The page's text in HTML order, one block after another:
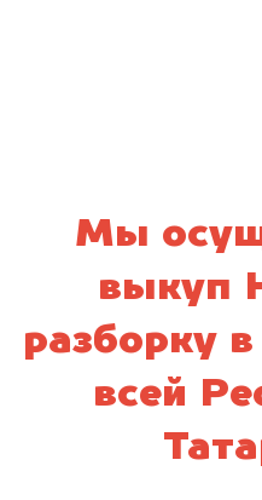
Мы
выкуп
разборку
всей